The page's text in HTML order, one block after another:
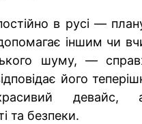
в русі —
іншим чи
шуму, —
його
девайс, а
та безпеки.